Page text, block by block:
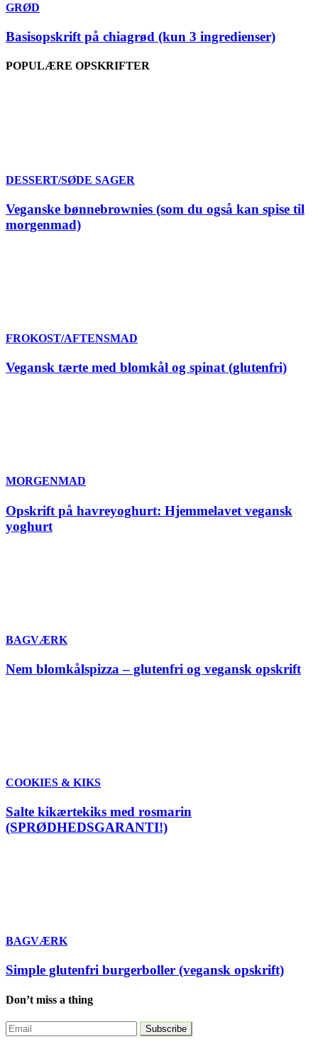
GRØD
Basisopskrift på chiagrød (kun 3 ingredienser)
POPULÆRE OPSKRIFTER
DESSERT/SØDE SAGER
Veganske bønnebrownies (som du også kan spise til
morgenmad)
FROKOST/AFTENSMAD
Vegansk tærte med blomkål og spinat (glutenfri)
MORGENMAD
Opskrift på havreyoghurt: Hjemmelavet vegansk
yoghurt
BAGVÆRK
Nem blomkålspizza – glutenfri og vegansk opskrift
COOKIES & KIKS
Salte kikærtekiks med rosmarin
(SPRØDHEDSGARANTI!)
BAGVÆRK
Simple glutenfri burgerboller (vegansk opskrift)
Don’t miss a thing